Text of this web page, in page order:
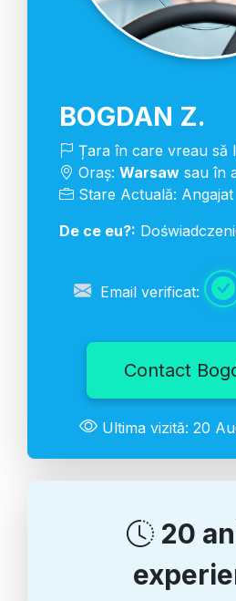
BOGDAN Z.
Țara în care vreau să
Oraș: Warsaw sau în
Stare Actuală: Angajat
De ce eu?:
Email verificat:
Contact
Ultima vizită: 20
20